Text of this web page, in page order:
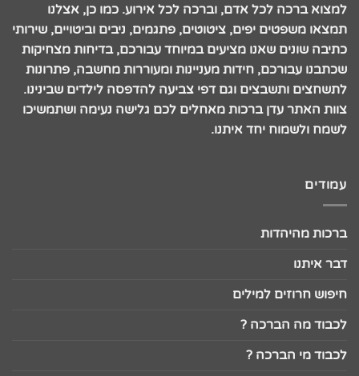
למצוא ברכה לכל אדם, וברכה לכל אירוע. כמו כן, אצלנו
תמצאו משפטים יפים, ציטוטים, פתגמים, ניבים וביטויים, שירותי
כתיבה שונים שאנו מציעים במיוחד עבורכם, בדיחות מצחיקות
שכתבנו עבורכם, חידות מעניינות ומעוררות מחשבה, פתרונות
לתשחצים ותשבצים וגם דפי צביעה להדפסה לילדים שבינינו.
צוות האתר עדן ברכות מאחלים לכם גלישה נעימה ושתמשיכו
לשמח ולשמוח יחד איתנו.
עמודים
ברכות מהיהדות
דבר איתנו
חיפוש חרוזים למילים
לכבוד מה הברכה ?
לכבוד מי הברכה ?